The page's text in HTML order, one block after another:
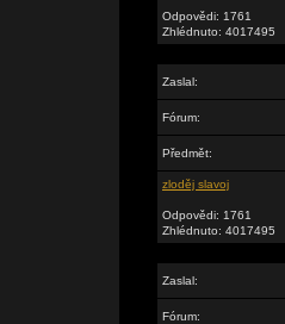
Odpovědi: 1761
Zhlédnuto: 4017495
Zaslal:
Fórum:
Předmět:
zloděj slavoj
Odpovědi: 1761
Zhlédnuto: 4017495
Zaslal:
Fórum: